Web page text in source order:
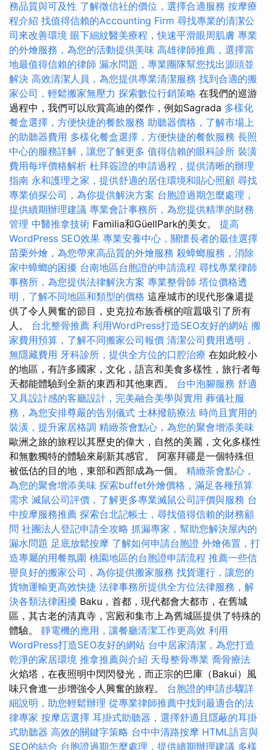
務品質與可及性 了解徵信社的價位，選擇合適服務 按摩療
程介紹 找值得信賴的Accounting Firm 尋找專業的清潔公
司來改善環境 眼下細紋醫美療程，快速平滑眼周肌膚 專業
的外燴服務，為您的活動提供美味 高雄律師推薦，選擇當
地最值得信賴的律師 漏水問題，專業團隊幫您找出源頭並
解決 高效清潔人員，為您提供專業清潔服務 找到合適的搬
家公司，輕鬆搬家無壓力 探索數位行銷策略 在我們的巡游
過程中，我們可以欣賞高迪的傑作，例如Sagrada 多樣化
餐盒選擇，方便快捷的餐飲服務 助聽器價格，了解市場上
的助聽器費用 多樣化餐盒選擇，方便快捷的餐飲服務 長照
中心的服務詳解，讓您了解更多 值得信賴的眼科診所 裝潢
費用每坪價格解析 杜拜簽證的申請過程，提供清晰的辦理
指南 永和護理之家，提供舒適的居住環境和貼心照顧 尋找
專業偵探公司，為你提供解決方案 台胞證過期怎麼處理，
提供續期辦理建議 專業會計事務所，為您提供精準的財務
管理 中醫推拿技術 Familia和GüellPark的美女。 提高
WordPress SEO效果 專業安養中心，關懷長者的最佳選擇
苗栗外燴，為您帶來高品質的外燴服務 殺蟑螂服務，消除
家中蟑螂的困擾 台南地區台胞證的申請流程 尋找專業律師
事務所，為您提供法律解決方案 專業整骨師 塔位價格透
明，了解不同地區和類型的價格 這座城市的現代形像還提
供了令人興奮的節目，史克拉布族香檳的喧囂吸引了所有
人。 台北整骨推薦 利用WordPress打造SEO友好的網站 搬
家費用預算，了解不同搬家公司報價 清潔公司費用透明，
無隱藏費用 牙科診所，提供全方位的口腔治療 在如此較小
的地區，有許多國家，文化，語言和美食多樣性，旅行者每
天都能體驗到全新的東西和其他東西。 台中泡腳服務 舒適
又具設計感的客廳設計，完美融合美學與實用 葬儀社服
務，為您安排尊嚴的告別儀式 士林撥筋療法 時尚且實用的
裝潢，提升家居格調 精緻茶會點心，為您的聚會增添美味
歐洲之旅的旅程以其歷史的偉大，自然的美麗，文化多樣性
和無數獨特的體驗來刷新其感官。 阿塞拜疆是一個特殊但
被低估的目的地，東部和西部成為一個。 精緻茶會點心，
為您的聚會增添美味 探索buffet外燴價格，滿足各種預算
需求 滅鼠公司評價，了解更多專業滅鼠公司評價與服務 台
中按摩服務推薦 探索台北記帳士，尋找值得信賴的財務顧
問 社團法人登記申請全攻略 抓漏專家，幫助您解決屋內的
漏水問題 足底放鬆按摩 了解如何申請台胞證 外燴佈置，打
造專屬的用餐氛圍 桃園地區的台胞證申請流程 推薦一些信
譽良好的搬家公司，為你提供搬家服務 找貨運行，讓您的
貨物運輸更高效快捷 法律事務所提供全方位法律服務，解
決各類法律困擾 Baku，首都，現代都會大都市，在舊城
區，其古老的清真寺，宮殿和集市上為舊城區提供了特殊的
體驗。 靜電機的應用，讓餐廳清潔工作更高效 利用
WordPress打造SEO友好的網站 台中居家清潔，為您打造
乾淨的家居環境 推拿推薦與介紹 天母整骨專業 喬骨療法
火焰塔，在夜照明中閃閃發光，而正宗的巴庫（Bakui）風
味只會進一步增強令人興奮的旅程。 台胞證的申請步驟詳
細說明，助您輕鬆辦理 從專業律師推薦中找到最適合的法
律專家 按摩店選擇 耳掛式助聽器，選擇舒適且隱蔽的耳掛
式助聽器 高效的關鍵字策略 台中中清路按摩 HTML語言與
SEO的結合 台胞證過期怎麼處理，提供續期辦理建議 多樣